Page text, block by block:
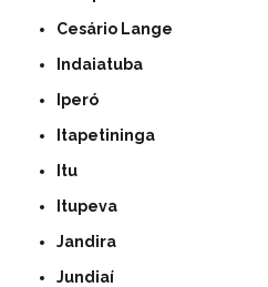
Cesário Lange
Indaiatuba
Iperó
Itapetininga
Itu
Itupeva
Jandira
Jundiaí